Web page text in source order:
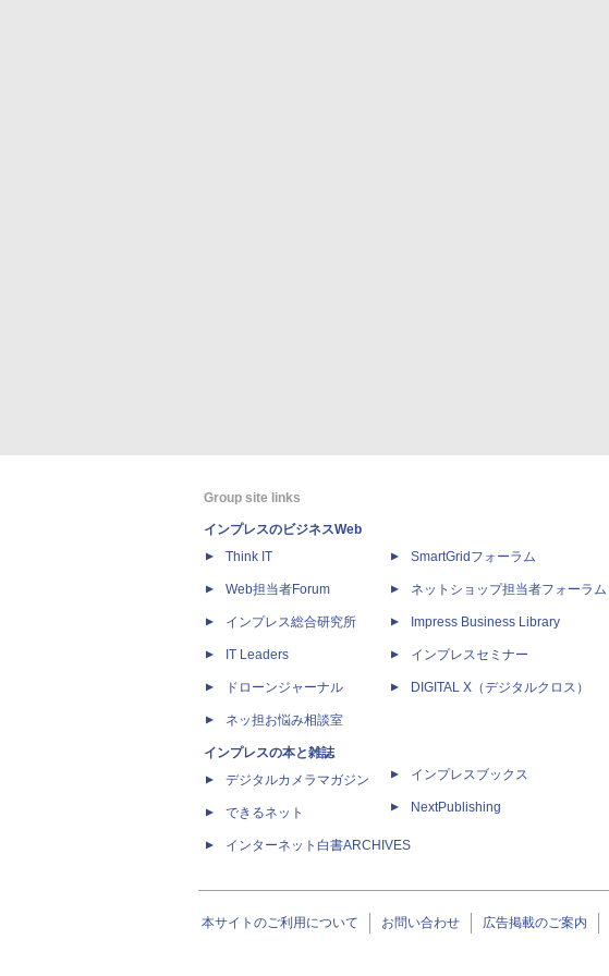
Group site links
インプレスのビジネスWeb
Think IT
Web担当者Forum
インプレス総合研究所
IT Leaders
ドローンジャーナル
ネッ担お悩み相談室
インプレスの本と雑誌
デジタルカメラマガジン
できるネット
インターネット白書ARCHIVES
SmartGridフォーラム
ネットショップ担当者フォーラム
Impress Business Library
インプレスセミナー
DIGITAL X（デジタルクロス）
インプレスブックス
NextPublishing
本サイトのご利用について お問い合わせ 広告掲載のご案内